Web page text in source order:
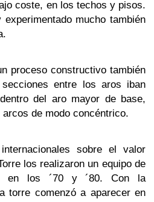
coste, en los techos y pisos.
mucho también
proceso constructivo también
entre los aros iban
del aro mayor de base,
de modo concéntrico.
sobre el valor
los realizaron un equipo de
en los ´70 y ´80. Con la
torre comenzó a aparecer en